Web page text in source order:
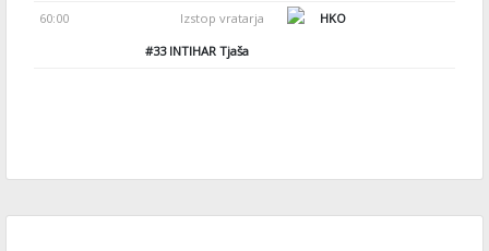
60:00 Izstop vratarja
HKO
#33INTIHAR Tjaša